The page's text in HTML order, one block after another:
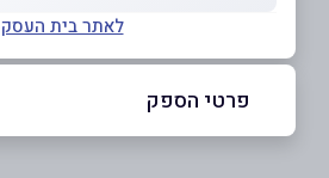
לאתר בית העסק
פרטי הספק